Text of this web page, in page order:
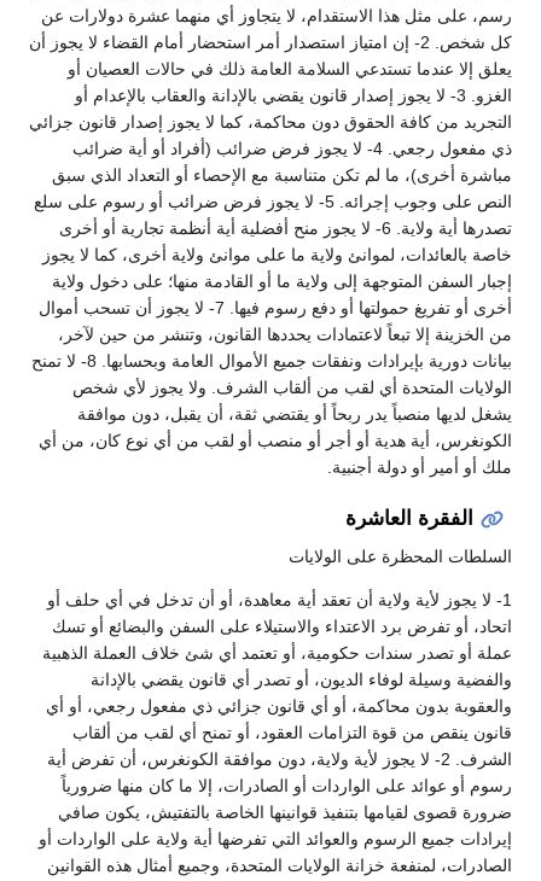
رسم، على مثل هذا الاستقدام، لا يتجاوز أي منهما عشرة دولارات عن
كل شخص. 2- إن امتياز استصدار أمر استحضار أمام القضاء لا يجوز أن
يعلق إلا عندما تستدعي السلامة العامة ذلك في حالات العصيان أو
الغزو. 3- لا يجوز إصدار قانون يقضي بالإدانة والعقاب بالإعدام أو
التجريد من كافة الحقوق دون محاكمة، كما لا يجوز إصدار قانون جزائي
ذي مفعول رجعي. 4- لا يجوز فرض ضرائب (أفراد أو أية ضرائب
مباشرة أخرى)، ما لم تكن متناسبة مع الإحصاء أو التعداد الذي سبق
النص على وجوب إجرائه. 5- لا يجوز فرض ضرائب أو رسوم على سلع
تصدرها أية ولاية. 6- لا يجوز منح أفضلية أية أنظمة تجارية أو أخرى
خاصة بالعائدات، لموانئ ولاية ما على موانئ ولاية أخرى، كما لا يجوز
إجبار السفن المتوجهة إلى ولاية ما أو القادمة منها؛ على دخول ولاية
أخرى أو تفريغ حمولتها أو دفع رسوم فيها. 7- لا يجوز أن تسحب أموال
من الخزينة إلا تبعاً لاعتمادات يحددها القانون، وتنشر من حين لآخر،
بيانات دورية بإيرادات ونفقات جميع الأموال العامة وبحسابها. 8- لا تمنح
الولايات المتحدة أي لقب من ألقاب الشرف. ولا يجوز لأي شخص
يشغل لديها منصباً يدر ربحاً أو يقتضي ثقة، أن يقبل، دون موافقة
الكونغرس، أية هدية أو أجر أو منصب أو لقب من أي نوع كان، من أي
ملك أو أمير أو دولة أجنبية.
الفقرة العاشرة
السلطات المحظرة على الولايات
1- لا يجوز لأية ولاية أن تعقد أية معاهدة، أو أن تدخل في أي حلف أو
اتحاد، أو تفرض برد الاعتداء والاستيلاء على السفن والبضائع أو تسك
عملة أو تصدر سندات حكومية، أو تعتمد أي شئ خلاف العملة الذهبية
والفضية وسيلة لوفاء الديون، أو تصدر أي قانون يقضي بالإدانة
والعقوبة بدون محاكمة، أو أي قانون جزائي ذي مفعول رجعي، أو أي
قانون ينقص من قوة التزامات العقود، أو تمنح أي لقب من ألقاب
الشرف. 2- لا يجوز لأية ولاية، دون موافقة الكونغرس، أن تفرض أية
رسوم أو عوائد على الواردات أو الصادرات، إلا ما كان منها ضرورياً
ضرورة قصوى لقيامها بتنفيذ قوانينها الخاصة بالتفتيش، يكون صافي
إيرادات جميع الرسوم والعوائد التي تفرضها أية ولاية على الواردات أو
الصادرات، لمنفعة خزانة الولايات المتحدة، وجميع أمثال هذه القوانين